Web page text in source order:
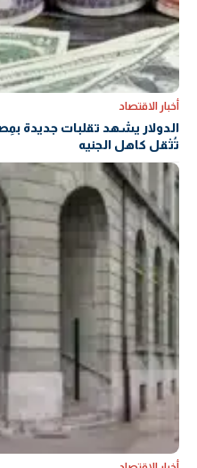
أخبار الاقتصاد
الدولار يشهد تقلبات جديدة
تُثقل كاهل الجنيه